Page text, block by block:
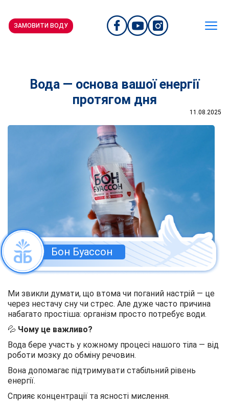
ЗАМОВИТИ ВОДУ
Вода — основа вашої енергії
протягом дня
11.08.2025
Бон Буассон
Ми звикли думати, що втома чи поганий настрій — це
через нестачу сну чи стрес. Але дуже часто причина
набагато простіша: організм просто потребує води.
💦 Чому це важливо?
Вода бере участь у кожному процесі нашого тіла — від
роботи мозку до обміну речовин.
Вона допомагає підтримувати стабільний рівень
енергії.
Сприяє концентрації та ясності мислення.